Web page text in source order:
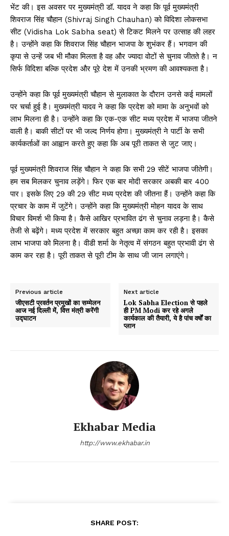
भेंट की। इस अवसर पर मुख्यमंत्री डॉ. यादव ने कहा कि पूर्व मुख्यमंत्री
शिवराज सिंह चौहान (Shivraj Singh Chauhan) को विदिशा लोकसभा
सीट (Vidisha Lok Sabha seat) से टिकट मिलने पर उत्साह की लहर
है। उन्होंने कहा कि शिवराज सिंह चौहान भाजपा के शुभंकर हैं। भगवान की
कृपा से उन्हें जब भी मौका मिलता है वह और ज्यादा वोटों से चुनाव जीतते है। न
सिर्फ विदिशा बल्कि प्रदेश और पूरे देश में उनकी भ्रमण की आवश्यकता है।
उन्होंने कहा कि पूर्व मुख्यमंत्री चौहान से मुलाकात के दौरान उनसे कई मामलों
पर चर्चा हुई है। मुख्यमंत्री यादव ने कहा कि प्रदेश को मामा के अनुभवों को
लाभ मिलना ही है। उन्होंने कहा कि एक-एक सीट मध्य प्रदेश में भाजपा जीतने
वाली है। बाकी सीटों पर भी जल्द निर्णय होगा। मुख्यमंत्री ने पार्टी के सभी
कार्यकर्ताओं का आह्वान करते हुए कहा कि अब पूरी ताकत से जुट जाए।
पूर्व मुख्यमंत्री शिवराज सिंह चौहान ने कहा कि सभी 29 सीटें भाजपा जीतेगी।
हम सब मिलकर चुनाव लड़ेंगे। फिर एक बार मोदी सरकार अबकी बार 400
पार। इसके लिए 29 की 29 सीट मध्य प्रदेश की जीतना हैं। उन्होंने कहा कि
प्रचार के काम में जुटेंगे। उन्होंने कहा कि मुख्यमंत्री मोहन यादव के साथ
विचार विमर्श भी किया है। कैसे आखिर प्रभावित ढंग से चुनाव लड़ना है। कैसे
तेजी से बढ़ेंगे। मध्य प्रदेश में सरकार बहुत अच्छा काम कर रही है। इसका
लाभ भाजपा को मिलना है। वीडी शर्मा के नेतृत्व में संगठन बहुत प्रभावी ढंग से
काम कर रहा है। पूरी ताकत से पूरी टीम के साथ जी जान लगाएंगे।
Previous article
जीएसटी प्रवर्तन प्रमुखों का सम्मेलन
आज नई दिल्ली में, वित्त मंत्री करेंगी
उद्घाटन
Next article
Lok Sabha Election से पहले
ही PM Modi कर रहे अगले
कार्यकाल की तैयारी, ये है पांच वर्षों का
प्लान
Ekhabar Media
http://www.ekhabar.in
SHARE POST: